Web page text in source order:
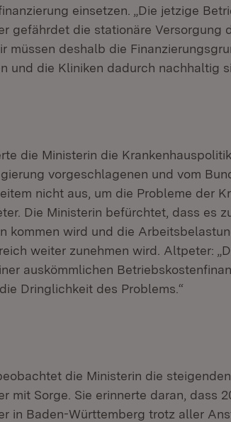
einsetzen. „Die jetzige
gefährdet die stationäre Versorgung
müssen deshalb die
und die Kliniken dadurch nachhaltig
die Ministerin die
vorgeschlagenen und vom
nicht aus, um die Probleme der
Die Ministerin befürchtet, dass es
kommen wird und die
weiter zunehmen wird. Altpeter:
auskömmlichen
Dringlichkeit des Problems.“
die Ministerin die
mit Sorge. Sie erinnerte daran, dass
in Baden-Württemberg trotz aller